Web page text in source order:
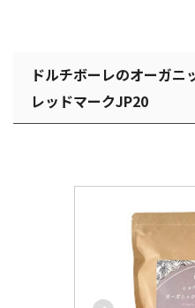
ドルチボーレのオーガニ
レッドマークJP20